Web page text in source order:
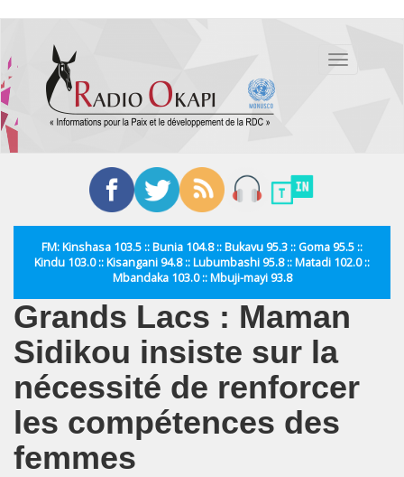
contenu
principal
Toggle
FM: Kinshasa 103.5 :: Bunia 104.8 :: Bukavu 95.3 :: Goma 95.5 ::
Kindu 103.0 :: Kisangani 94.8 :: Lubumbashi 95.8 :: Matadi 102.0 ::
Mbandaka 103.0 :: Mbuji-mayi 93.8
Grands Lacs : Maman
Sidikou insiste sur la
nécessité de renforcer
les compétences des
femmes